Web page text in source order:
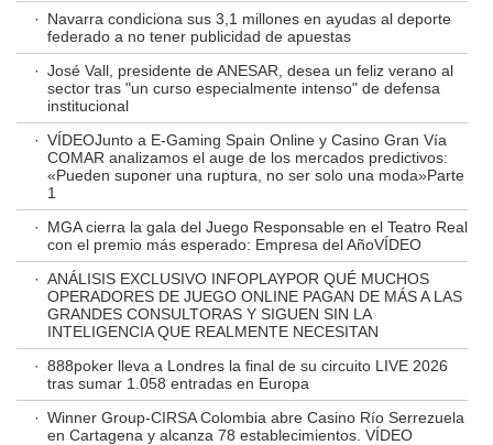
·
Navarra condiciona sus 3,1 millones en ayudas al deporte
federado a no tener publicidad de apuestas
· José Vall, presidente de ANESAR, desea un feliz verano al
sector tras "un curso especialmente intenso" de defensa
institucional
· VÍDEOJunto a E-Gaming Spain Online y Casino Gran Vía
COMAR analizamos el auge de los mercados predictivos:
«Pueden suponer una ruptura, no ser solo una moda»Parte
1
·
MGA cierra la gala del Juego Responsable en el Teatro Real
con el premio más esperado: Empresa del AñoVÍDEO
· ANÁLISIS EXCLUSIVO INFOPLAYPOR QUÉ MUCHOS
OPERADORES DE JUEGO ONLINE PAGAN DE MÁS A LAS
GRANDES CONSULTORAS Y SIGUEN SIN LA
INTELIGENCIA QUE REALMENTE NECESITAN
· 888poker lleva a Londres la final de su circuito LIVE 2026
tras sumar 1.058 entradas en Europa
· Winner Group-CIRSA Colombia abre Casino Río Serrezuela
en Cartagena y alcanza 78 establecimientos. VÍDEO